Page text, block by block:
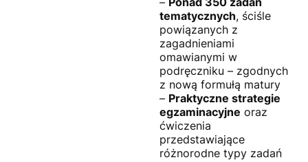
tematycznych, ściśle
powiązanych z
zagadnieniami
omawianymi w
podręczniku – zgodnych
z nową formułą matury
– Praktyczne strategie
egzaminacyjne oraz
ćwiczenia
przedstawiające
różnorodne typy zadań